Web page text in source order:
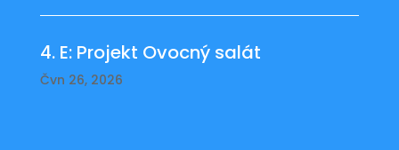
4. E: Projekt Ovocný salát
Čvn 26, 2026